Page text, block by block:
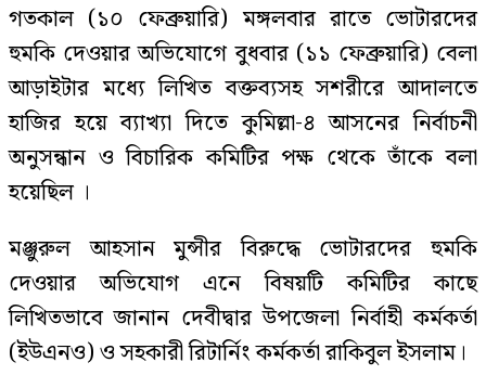
গতকাল (১০ ফেব্রুয়ারি) মঙ্গলবার রাতে ভোটারদের
হুমকি দেওয়ার অভিযোগে বুধবার (১১ ফেব্রুয়ারি) বেলা
আড়াইটার মধ্যে লিখিত বক্তব্যসহ সশরীরে আদালতে
হাজির হয়ে ব্যাখ্যা দিতে কুমিল্লা-৪ আসনের নির্বাচনী
অনুসন্ধান ও বিচারিক কমিটির পক্ষ থেকে তাঁকে বলা
হয়েছিল ।
মঞ্জুরুল আহসান মুন্সীর বিরুদ্ধে ভোটারদের হুমকি
দেওয়ার অভিযোগ এনে বিষয়টি কমিটির কাছে
লিখিতভাবে জানান দেবীদ্বার উপজেলা নির্বাহী কর্মকর্তা
(ইউএনও) ও সহকারী রিটার্নিং কর্মকর্তা রাকিবুল ইসলাম।